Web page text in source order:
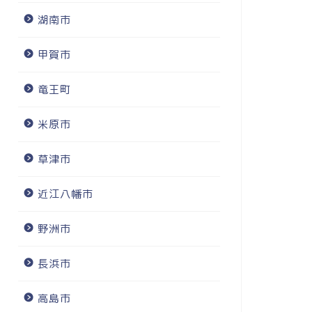
湖南市
甲賀市
竜王町
米原市
草津市
近江八幡市
野洲市
長浜市
高島市